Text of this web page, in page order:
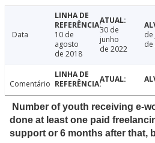
Data
10 de
agosto
de 2018
30 de
junho
de 2022
de
de
Comentário
Number of youth receiving e-
done at least one paid
support or 6 months after that,